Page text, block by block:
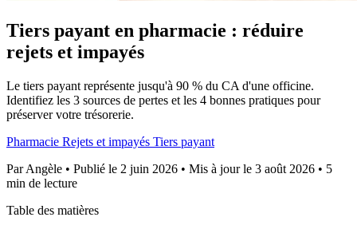
Tiers payant en pharmacie : réduire
rejets et impayés
Le tiers payant représente jusqu'à 90 % du CA d'une officine.
Identifiez les 3 sources de pertes et les 4 bonnes pratiques pour
préserver votre trésorerie.
Pharmacie Rejets et impayés Tiers payant
ParAngèle • Publié le 2 juin 2026 • Mis à jour le 3 août 2026 • 5
min de lecture
Table des matières